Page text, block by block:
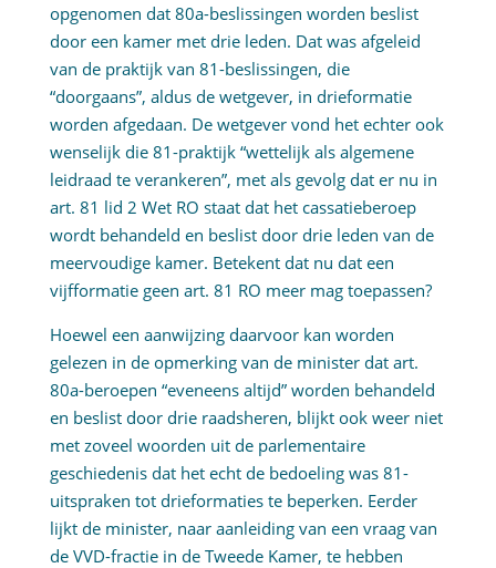
opgenomen dat 80a-beslissingen worden beslist
door een kamer met drie leden. Dat was afgeleid
van de praktijk van 81-beslissingen, die
“doorgaans”, aldus de wetgever, in drieformatie
worden afgedaan. De wetgever vond het echter ook
wenselijk die 81-praktijk “wettelijk als algemene
leidraad te verankeren”, met als gevolg dat er nu in
art. 81 lid 2 Wet RO staat dat het cassatieberoep
wordt behandeld en beslist door drie leden van de
meervoudige kamer. Betekent dat nu dat een
vijfformatie geen art. 81 RO meer mag toepassen?
Hoewel een aanwijzing daarvoor kan worden
gelezen in de opmerking van de minister dat art.
80a-beroepen “eveneens altijd” worden behandeld
en beslist door drie raadsheren, blijkt ook weer niet
met zoveel woorden uit de parlementaire
geschiedenis dat het echt de bedoeling was 81-
uitspraken tot drieformaties te beperken. Eerder
lijkt de minister, naar aanleiding van een vraag van
de VVD-fractie in de Tweede Kamer, te hebben